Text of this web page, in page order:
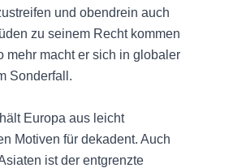
und obendrein auch
zu seinem Recht kommen
mehr macht er sich in globaler
Sonderfall.
Europa aus leicht
Motiven für dekadent. Auch
ist der entgrenzte